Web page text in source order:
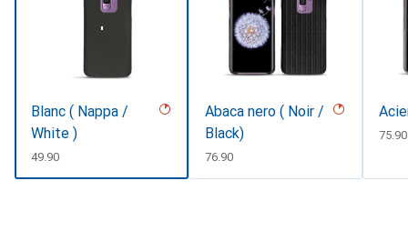
Blanc ( Nappa /
White )
CHF
49.90
Abaca nero ( Noir /
Black)
CHF
76.90
CHF
75.90